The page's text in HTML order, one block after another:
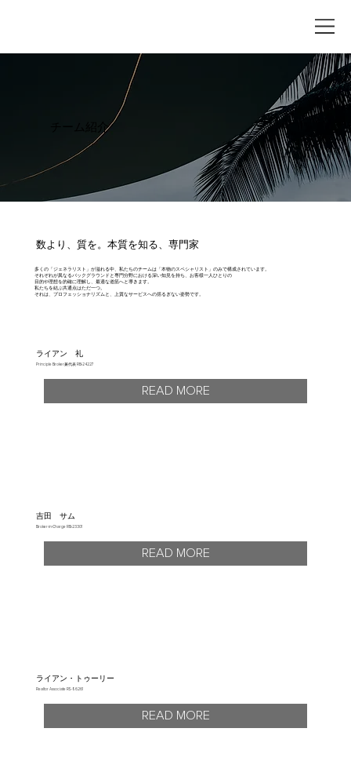
数より、質を。本質を知る、専門家
多くの「ジェネラリスト」が溢れる中、私たちのチームは「本物のスペシャリスト」のみで構成されています。
それぞれが異なるバックグラウンドと専門分野における深い知見を持ち、お客様一人ひとりの
目的や理想を的確に理解し、最適な道筋へと導きます。
私たちを結ぶ共通点はただ一つ。
それは、プロフェッショナリズムと、上質なサービスへの揺るぎない姿勢です。
ライアン 礼
Principle Broker兼代表 RB-24227
READ MORE
吉田 サム
Broker-in-Charge RB-23301
READ MORE
ライアン・トゥーリー
Realtor Associate RS-86261
READ MORE
チーム紹介